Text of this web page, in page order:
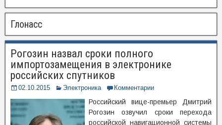
Глонасс
Рогозин назвал сроки полного
импортозамещения в электронике
российских спутников
02.10.2015 Электроника Комментарии
Российский вице-премьер Дмитрий
Рогозин озвучил сроки перехода
российской навигационной системы